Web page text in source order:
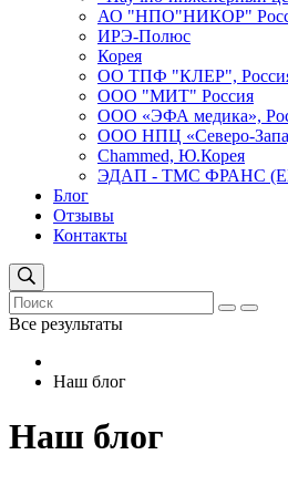
АО "НПО"НИКОР"
ИРЭ-Полюс
Корея
ОО ТПФ "КЛЕР",
ООО "МИТ" Россия
ООО «ЭФА медика»,
ООО НПЦ «Северо-
Сhammed, Ю.Корея
ЭДАП - ТМС ФРАНС
Блог
Отзывы
Контакты
Все результаты
Наш блог
Наш блог